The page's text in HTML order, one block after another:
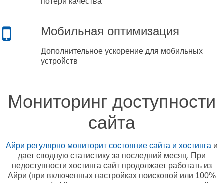
Мобильная оптимизация
Дополнительное ускорение для мобильных
устройств
Мониторинг доступности
сайта
Айри регулярно мониторит состояние сайта и хостинга и
дает сводную статистику за последний месяц. При
недоступности хостинга сайт продолжает работать из
Айри (при включенных настройках поисковой или 100%